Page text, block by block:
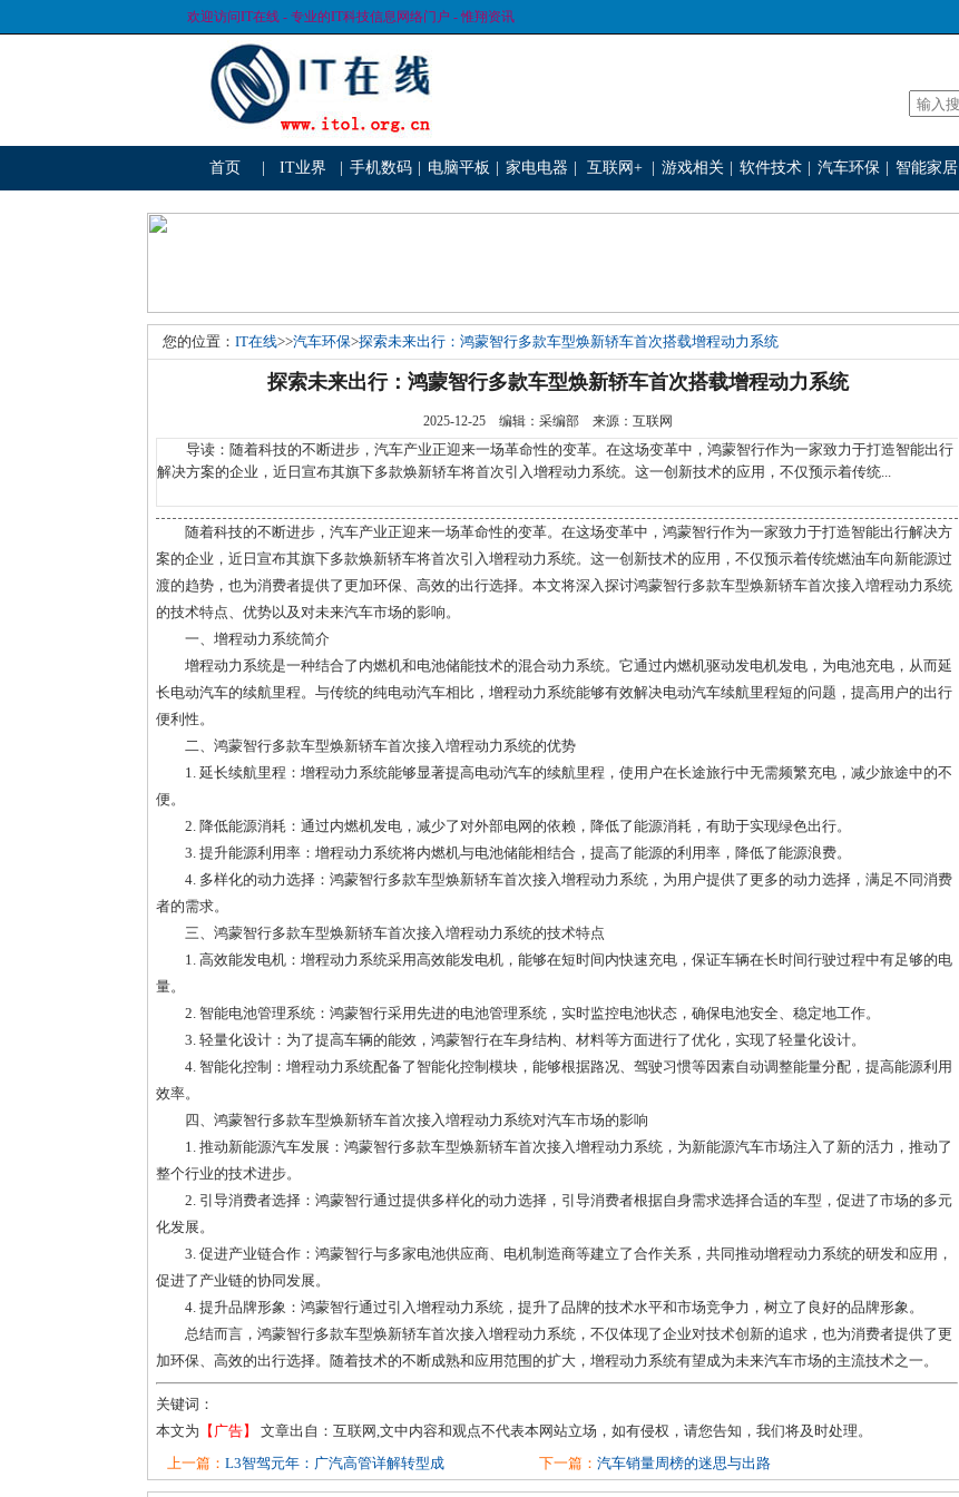
欢迎访问IT在线 - 专业的IT科技信息网络门户 - 惟翔资讯
首页 IT业界 手机数码 电脑平板 家电电器 互联网+ 游戏相关 软件技术 汽车环保 智能家居
您的位置： IT在线>>汽车环保>探索未来出行：鸿蒙智行多款车型焕新轿车首次搭载增程动力系统
探索未来出行：鸿蒙智行多款车型焕新轿车首次搭载增程动力系统
2025-12-25 编辑：采编部 来源：互联网
导读：随着科技的不断进步，汽车产业正迎来一场革命性的变革。在这场变革中，鸿蒙智行作为一家致力于打造智能出行
解决方案的企业，近日宣布其旗下多款焕新轿车将首次引入增程动力系统。这一创新技术的应用，不仅预示着传统...
随着科技的不断进步，汽车产业正迎来一场革命性的变革。在这场变革中，鸿蒙智行作为一家致力于打造智能出行解决方
案的企业，近日宣布其旗下多款焕新轿车将首次引入增程动力系统。这一创新技术的应用，不仅预示着传统燃油车向新能源过
渡的趋势，也为消费者提供了更加环保、高效的出行选择。本文将深入探讨鸿蒙智行多款车型焕新轿车首次接入増程动力系统
的技术特点、优势以及对未来汽车市场的影响。
一、增程动力系统简介
增程动力系统是一种结合了内燃机和电池储能技术的混合动力系统。它通过内燃机驱动发电机发电，为电池充电，从而延
长电动汽车的续航里程。与传统的纯电动汽车相比，增程动力系统能够有效解决电动汽车续航里程短的问题，提高用户的出行
便利性。
二、鸿蒙智行多款车型焕新轿车首次接入増程动力系统的优势
1. 延长续航里程：增程动力系统能够显著提高电动汽车的续航里程，使用户在长途旅行中无需频繁充电，减少旅途中的不
便。
2. 降低能源消耗：通过内燃机发电，减少了对外部电网的依赖，降低了能源消耗，有助于实现绿色出行。
3. 提升能源利用率：增程动力系统将内燃机与电池储能相结合，提高了能源的利用率，降低了能源浪费。
4. 多样化的动力选择：鸿蒙智行多款车型焕新轿车首次接入增程动力系统，为用户提供了更多的动力选择，满足不同消费
者的需求。
三、鸿蒙智行多款车型焕新轿车首次接入増程动力系统的技术特点
1. 高效能发电机：增程动力系统采用高效能发电机，能够在短时间内快速充电，保证车辆在长时间行驶过程中有足够的电
量。
2. 智能电池管理系统：鸿蒙智行采用先进的电池管理系统，实时监控电池状态，确保电池安全、稳定地工作。
3. 轻量化设计：为了提高车辆的能效，鸿蒙智行在车身结构、材料等方面进行了优化，实现了轻量化设计。
4. 智能化控制：增程动力系统配备了智能化控制模块，能够根据路况、驾驶习惯等因素自动调整能量分配，提高能源利用
效率。
四、鸿蒙智行多款车型焕新轿车首次接入増程动力系统对汽车市场的影响
1. 推动新能源汽车发展：鸿蒙智行多款车型焕新轿车首次接入增程动力系统，为新能源汽车市场注入了新的活力，推动了
整个行业的技术进步。
2. 引导消费者选择：鸿蒙智行通过提供多样化的动力选择，引导消费者根据自身需求选择合适的车型，促进了市场的多元
化发展。
3. 促进产业链合作：鸿蒙智行与多家电池供应商、电机制造商等建立了合作关系，共同推动增程动力系统的研发和应用，
促进了产业链的协同发展。
4. 提升品牌形象：鸿蒙智行通过引入增程动力系统，提升了品牌的技术水平和市场竞争力，树立了良好的品牌形象。
总结而言，鸿蒙智行多款车型焕新轿车首次接入增程动力系统，不仅体现了企业对技术创新的追求，也为消费者提供了更
加环保、高效的出行选择。随着技术的不断成熟和应用范围的扩大，增程动力系统有望成为未来汽车市场的主流技术之一。
关键词：
本文为 【广告】
文章出自：互联网,文中内容和观点不代表本网站立场，如有侵权，请您告知，我们将及时处理。
上一篇： L3智驾元年：广汽高管详解转型成 下一篇： 汽车销量周榜的迷思与出路